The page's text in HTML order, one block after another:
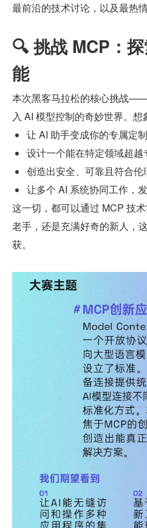
最前沿的技术讨论，以及最热
🔍 挑战 MCP：
能
本次黑客马拉松的核心挑战
入 AI 模型控制的奇妙世界。想
让 AI 助手变成你的专属定
设计一个能在特定领域超
创造出安全、可靠且符合伦
让多个 AI 系统协同工作，
这一切，都可以通过 MCP 技
老手，还是充满好奇的新人，
获。